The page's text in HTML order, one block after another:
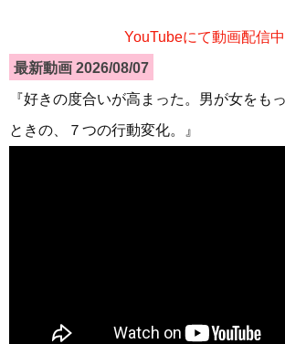
YouTubeにて動画配信中
最新動画 2026/08/07
『好きの度合いが高まった。男が女をも
ときの、７つの行動変化。』